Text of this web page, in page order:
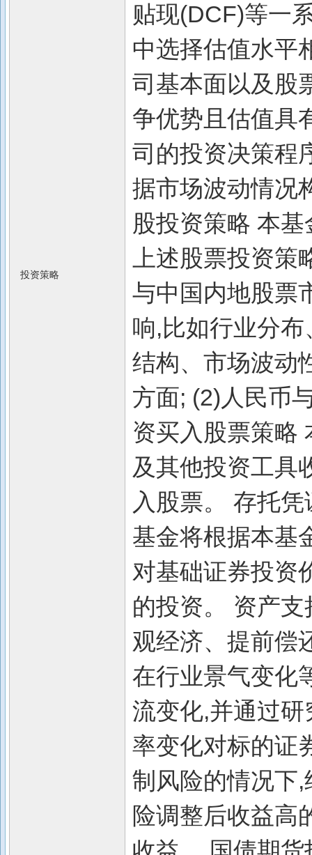
投资策略
贴现(DCF)等一
中选择估值水平
司基本面以及股
争优势且估值具
司的投资决策程
据市场波动情况
股投资策略 本
上述股票投资
与中国内地股票
响,比如行业分
结构、市场波动
方面; (2)人民币
资买入股票策略
及其他投资工具
入股票。 存托
基金将根据本基
对基础证券投资
的投资。 资产
观经济、提前偿
在行业景气变化
流变化,并通过
率变化对标的证
制风险的情况下
险调整后收益高